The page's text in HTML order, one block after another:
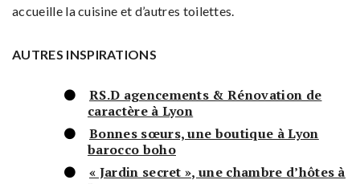
accueille la cuisine et d’autres toilettes.
AUTRES INSPIRATIONS
RS.D agencements & Rénovation de
caractère à Lyon
Bonnes sœurs, une boutique à Lyon
barocco boho
« Jardin secret », une chambre d’hôtes à